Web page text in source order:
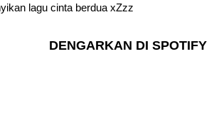
lagu cinta berdua xZzz
DENGARKAN DI SPOTIFY